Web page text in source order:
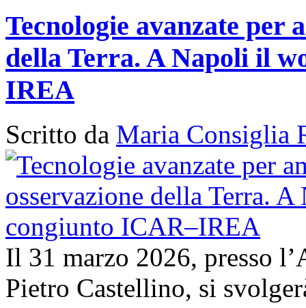
Tecnologie avanzate per
della Terra. A Napoli il
IREA
Scritto da Maria Consiglia
Il 31 marzo 2026, presso
Pietro Castellino, si